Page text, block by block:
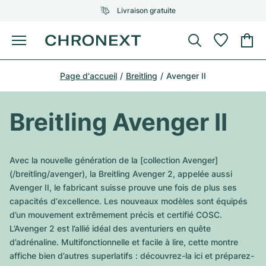
Livraison gratuite
Menu
Acheter une montre
UNE SÉLECTION D'EXCEPTION
Tous les modèles Rolex
Modèles les plus vendus
Air-King
Omega
Tous les modèles Omega
Modèles les plus vendus
Patek Philippe
Tous les modèles Patek Philippe
Modèles les plus vendus
Audemars Piguet
Tous les modèles Audemars Piguet
Cartier
Breitling
Montres d'occasion
Bijoux
UNE SÉLECTION D'EXCEPTION
Tiffany
Louis Vuitton
Gebauer & Gebauer
Van Cleef & Arpels
Bvlgari
Nouveautés
Sale
Page d'accueil Breitling Avenger II
Breitling Avenger II
Avec la nouvelle génération de la [collection Avenger]
(/breitling/avenger), la Breitling Avenger 2, appelée aussi
Avenger II, le fabricant suisse prouve une fois de plus ses
capacités d‘excellence. Les nouveaux modèles sont équipés
d’un mouvement extrêmement précis et certifié COSC.
L’Avenger 2 est l’allié idéal des aventuriers en quête
d’adrénaline. Multifonctionnelle et facile à lire, cette montre
affiche bien d’autres superlatifs : découvrez-la ici et préparez-